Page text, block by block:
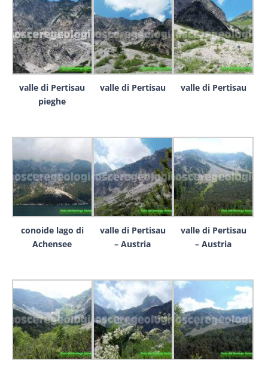
valle di Pertisau
pieghe
valle di Pertisau valle di Pertisau
conoide lago di
Achensee
valle di Pertisau
– Austria
valle di Pertisau
– Austria